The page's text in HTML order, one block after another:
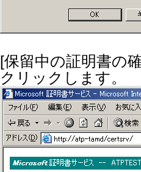
[保留中の証明書の
クリックします。